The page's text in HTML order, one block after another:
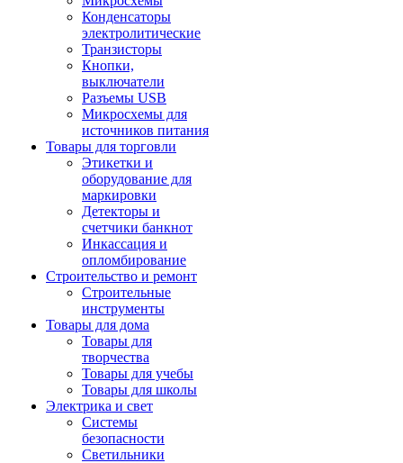
Конденсаторы
электролитические
Транзисторы
Кнопки,
выключатели
Разъемы USB
Микросхемы для
источников питания
Товары для торговли
Этикетки и
оборудование для
маркировки
Детекторы и
счетчики банкнот
Инкассация и
опломбирование
Строительство и ремонт
Строительные
инструменты
Товары для дома
Товары для
творчества
Товары для учебы
Товары для школы
Электрика и свет
Системы
безопасности
Светильники